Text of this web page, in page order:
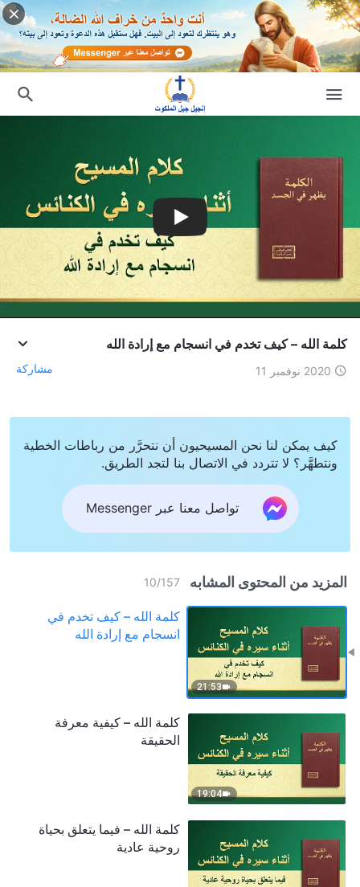
كلمة الله – كيف تخدم في انسجام مع إرادة الله
2020 نوفمبر 11 مشاركة
كيف يمكن لنا نحن المسيحيون أن نتحرَّر من رباطات الخطية
ونتطهَّر؟ لا تتردد في الاتصال بنا لتجد الطريق.
تواصل معنا عبر Messenger
المزيد من المحتوى المشابه 10/157
21:53
كلمة الله – كيف تخدم في
انسجام مع إرادة الله
19:04
كلمة الله – كيفية معرفة
الحقيقة
كلمة الله – فيما يتعلق بحياة
روحية عادية